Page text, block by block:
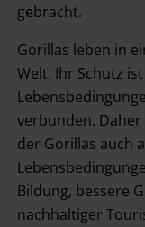
gebracht.
Gorillas leben in
Welt. Ihr Schutz
verbunden.
der Gorillas auch
Bildung, bessere
nachhaltiger